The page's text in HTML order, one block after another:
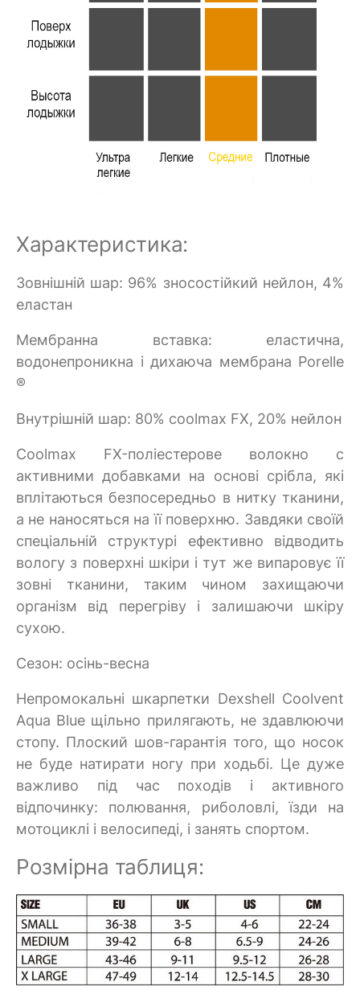
Характеристика:
Зовнішній шар: 96% зносостійкий нейлон, 4%
еластан
Мембранна вставка: еластична,
водонепроникна і дихаюча мембрана Porelle
®
Внутрішній шар: 80% coolmax FX, 20% нейлон
Coolmax FX-поліестерове волокно c
активними добавками на основі срібла, які
вплітаються безпосередньо в нитку тканини,
а не наносяться на її поверхню. Завдяки своїй
спеціальній структурі ефективно відводить
вологу з поверхні шкіри і тут же випаровує її
зовні тканини, таким чином захищаючи
організм від перегріву і залишаючи шкіру
сухою.
Сезон: осінь-весна
Непромокальні шкарпетки Dexshell Coolvent
Aqua Blue щільно прилягають, не здавлюючи
стопу. Плоский шов-гарантія того, що носок
не буде натирати ногу при ходьбі. Це дуже
важливо під час походів і активного
відпочинку: полювання, риболовлі, їзди на
мотоциклі і велосипеді, і занять спортом.
Розмірна таблиця: